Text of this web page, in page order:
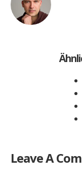
Leave A